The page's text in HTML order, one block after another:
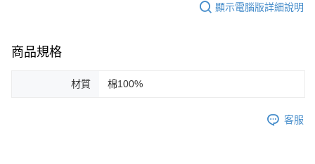
顯示電腦版詳細說明
商品規格
材質 棉100%
客服